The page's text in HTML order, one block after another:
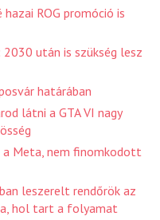
ROG promóció is
után is szükség lesz
határában
látni a GTA VI nagy
a Meta, nem finomkodott
leszerelt rendőrök az
hol tart a folyamat